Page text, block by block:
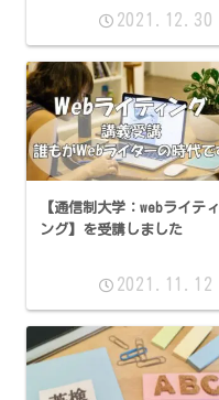
て1年が経ちました―002
2021.12.30
【通信制大学：webライティ
ング】を受講しました
2021.11.12